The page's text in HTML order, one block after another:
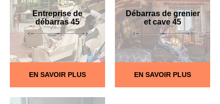
Entreprise de
débarras 45
EN SAVOIR PLUS
Débarras de grenier
et cave 45
EN SAVOIR PLUS